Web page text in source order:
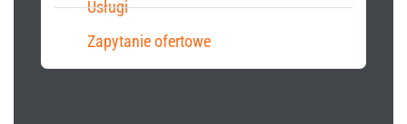
Usługi
Zapytanie ofertowe